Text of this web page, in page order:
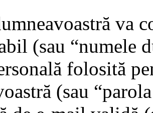
va
(sau “numele
folosită
(sau